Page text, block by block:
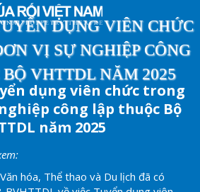
DỤNG VIÊN CHỨC
VỊ SỰ NGHIỆP CÔNG
VHTTDL NĂM 2025
dụng viên chức trong
công lập thuộc Bộ
năm 2025
hóa, Thể thao và Du lịch đã có